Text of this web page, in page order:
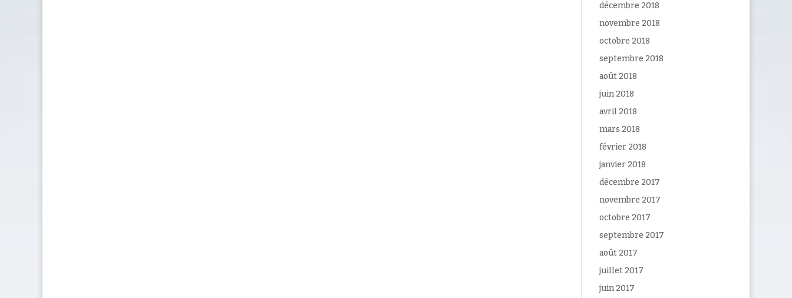
décembre 2018
novembre 2018
octobre 2018
septembre 2018
août 2018
juin 2018
avril 2018
mars 2018
février 2018
janvier 2018
décembre 2017
novembre 2017
octobre 2017
septembre 2017
août 2017
juillet 2017
juin 2017